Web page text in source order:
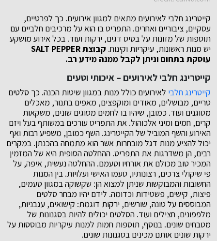
קייטרינג חלבי לאירועים מתאים למגוון אירועים. כך לפרטיים,
עסקיים, ציבוריים ואחרים. התפריט בו הוא על מרכיבים חלביים עם
תוספות של מזונות על בסיס דגים, ירקות ועוד. בכל אירוע מושקע
יש מנות ראשונות, עיקריות וקינוח. קבוצתSALT PEPPER
עוסקת בתחום וניתן לקבל ממנה מידע רב.
קייטרינג חלבי לאירועים – איכותי וטעים
קייטרינג חלבי לאירועים כולל מנות במגוון שיטות הכנה. כך סלטים
טריים, מבושלים, מאודים ומוקפצים, מאפים בתנור, מאכלים
מטוגנים ועוד. כמובן, שיהיו בו לחמים מסוגים שונים, משקאות
קרים, חמים ומיני אלכוהול. את התפריט עורכים במשותף בעל ויזם
האירוע והשף המוביל של הקייטרינג. השף כמובן, משפיע רבות ואף
יכול להציע מנות דגל מובחרות אשר הוא מתמחה בהכנתן. במקרים
רבים, הן משדרגות את התפריט. ההחלטה הסופית היא של המזמין
המכיר טוב מכולם את אורחיו וטעמם. ההחלטה נעשית, איפה, על
פי שיקולי צרכים, רצונותיו, טעמו האישי ועלויות. בין המנות
החשובות והמבוקשות שניתן למצוא הן: שקשוקה במגוון טעמים,
פיצות, קישים, פשטידות וכדומה. לידם יהיו מבחר סלטים
המבוססים על טונה, שורשים, ירקות דוגמת: קישואים, עגבניות,
מלפפונים, חצילים ועוד. הסלטים יכולים להיות בסגנונות של
מטבחים שונים. בנוסף, תוספות חמות למנות עיקריות מבוססות על
ירקות שונים אותם מכינים בסגנונות שונים.